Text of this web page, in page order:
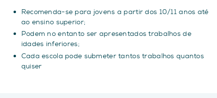
Recomenda-se para jovens a partir dos 10/11 anos até
ao ensino superior;
Podem no entanto ser apresentados trabalhos de
idades inferiores;
Cada escola pode submeter tantos trabalhos quantos
quiser